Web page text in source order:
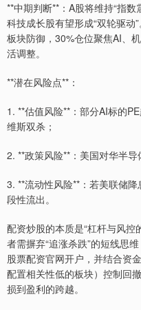
**中期判断**：A股将维持“指
科技成长股有望形成“双轮驱动
板块防御，30%仓位聚焦AI、
活调整。
**潜在风险点**：
1. **估值风险**：部分AI标的
维斯双杀；
2. **政策风险**：美国对华半
3. **流动性风险**：若美联储
段性流出。
配资炒股的本质是“杠杆与风控
者需摒弃“追涨杀跌”的短线思
股票配资官网开户，并结合资
配置相关性低的板块）控制回
损到盈利的跨越。